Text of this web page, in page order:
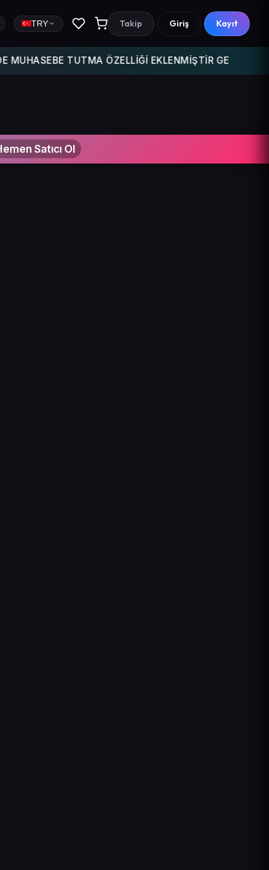
TRY Takip Giriş Kayıt
TUTMA ÖZELLİĞİ EKLENMİŞTİR GELİR GİDERİNİ
Satıcı Ol